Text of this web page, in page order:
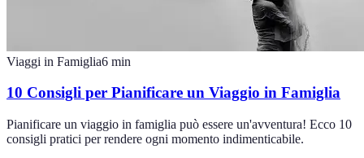
Viaggi in Famiglia6 min
10 Consigli per Pianificare un Viaggio in Famiglia
Pianificare un viaggio in famiglia può essere un'avventura! Ecco 10
consigli pratici per rendere ogni momento indimenticabile.